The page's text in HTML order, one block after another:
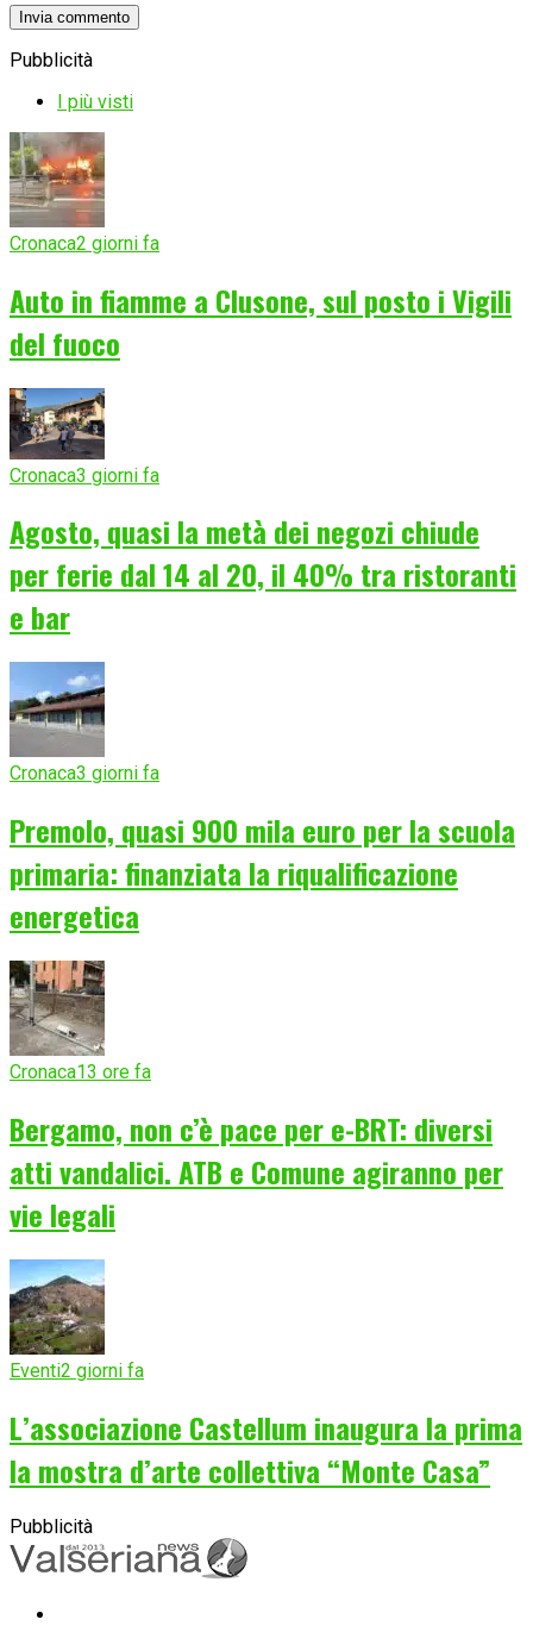
Pubblicità
I più visti
Cronaca2 giorni fa
Auto in fiamme a Clusone, sul posto i Vigili
del fuoco
Cronaca3 giorni fa
Agosto, quasi la metà dei negozi chiude
per ferie dal 14 al 20, il 40% tra ristoranti
e bar
Cronaca3 giorni fa
Premolo, quasi 900 mila euro per la scuola
primaria: finanziata la riqualificazione
energetica
Cronaca13 ore fa
Bergamo, non c’è pace per e-BRT: diversi
atti vandalici. ATB e Comune agiranno per
vie legali
Eventi2 giorni fa
L’associazione Castellum inaugura la prima
la mostra d’arte collettiva “Monte Casa”
Pubblicità